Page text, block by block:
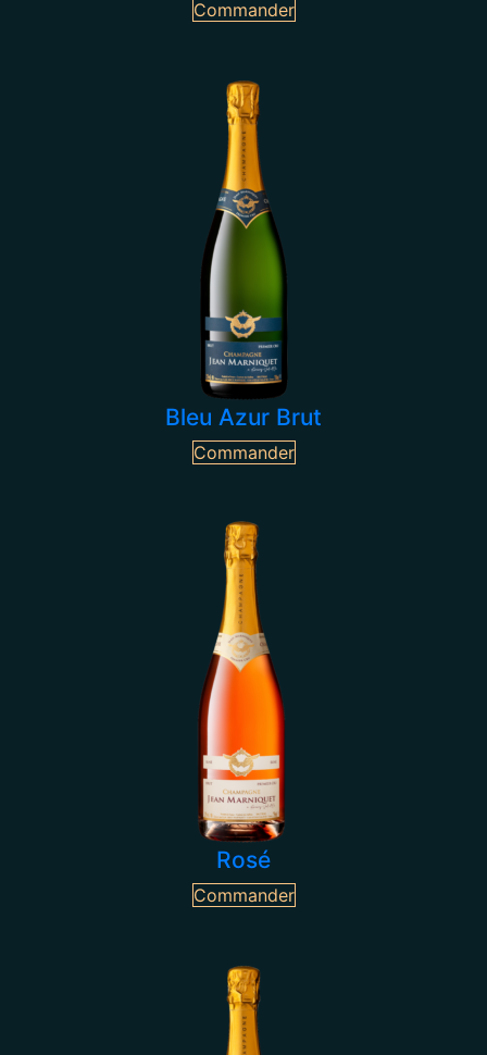
Commander
Bleu Azur Brut
Commander
Rosé
Commander